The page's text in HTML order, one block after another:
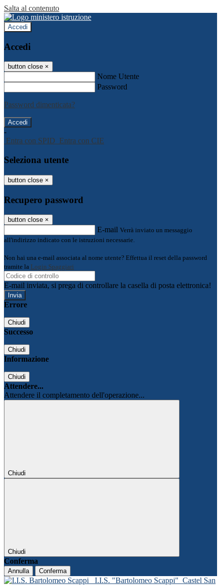
Salta al contenuto
Accedi
Accedi
button close ×
Nome Utente
Password
Password dimenticata?
-
Entra con SPID Entra con CIE
Seleziona utente
button close ×
Recupero password
button close ×
E-mail Verrà inviato un messaggio
all'indirizzo indicato con le istruzioni necessarie.
Non hai una e-mail associata al nome utente? Effettua il reset della password
tramite la Login Spaggiari
E-mail inviata, si prega di controllare la casella di posta elettronica!
Errore
Chiudi
Successo
Chiudi
Informazione
Chiudi
Attendere...
Attendere il completamento dell'operazione...
Chiudi
Chiudi
Conferma
Annulla Conferma
I.I.S. "Bartolomeo Scappi" Castel San